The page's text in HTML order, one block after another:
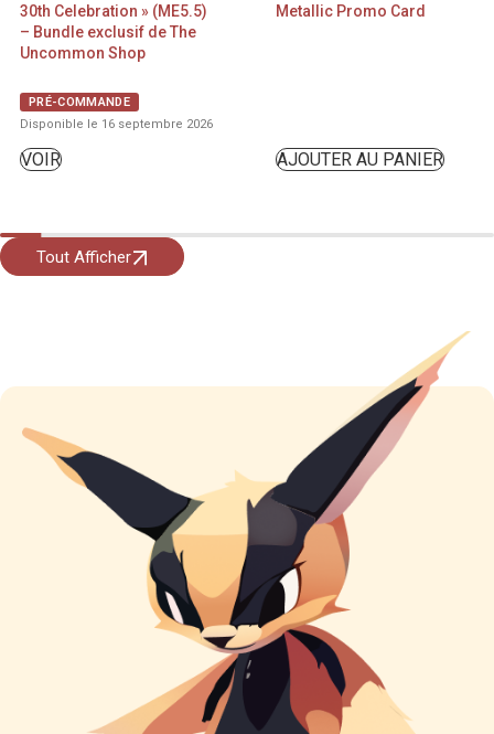
30th Celebration » (ME5.5)
– Bundle exclusif de The
Uncommon Shop
PRÉ-COMMANDE
Disponible le 16 septembre 2026
VOIR
Metallic Promo Card
AJOUTER AU PANIER
Tout Afficher